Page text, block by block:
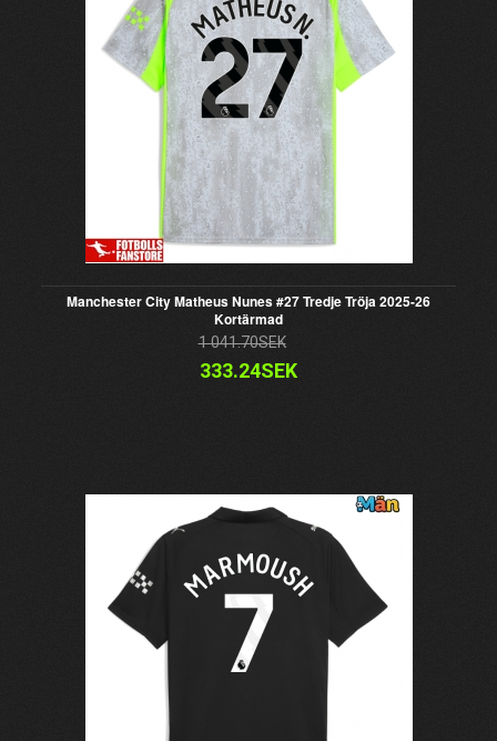
Manchester City Matheus Nunes #27 Tredje Tröja 2025-26
Kortärmad
1 041.70SEK
333.24SEK